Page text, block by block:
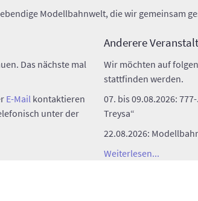
Modellbahnwelt, die wir gemeinsam
Das nächste mal
E-Mail kontaktieren
unter der
Anderere
Wir möchten auf
stattfinden werden.
07. bis 09.08.2026:
Treysa“
22.08.2026:
Weiterlesen...